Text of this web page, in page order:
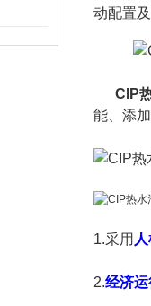
动配置
CIP
能、添
1.采用
2.经济